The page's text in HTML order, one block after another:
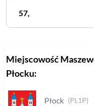
57,
Miejscowość
Płocku:
Płock (PL1P)